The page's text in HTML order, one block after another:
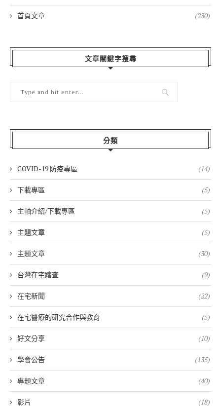
首頁文章 (230)
文章關鍵字搜尋
分類
COVID-19 防疫專區 (14)
下載專區 (5)
主軸介紹/下載專區 (5)
主題文章 (5)
主題文章 (30)
台灣在宅踏查 (9)
在宅新聞 (22)
在宅醫療的研究合作與教育 (5)
好文分享 (10)
學會公告 (135)
專題文章 (40)
影片 (18)